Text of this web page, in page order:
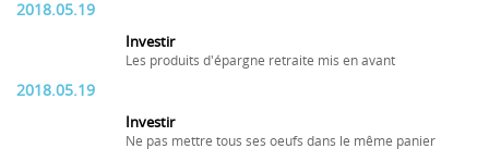
2018.05.19
Investir
Les produits d'épargne retraite mis en avant
2018.05.19
Investir
Ne pas mettre tous ses oeufs dans le même panier